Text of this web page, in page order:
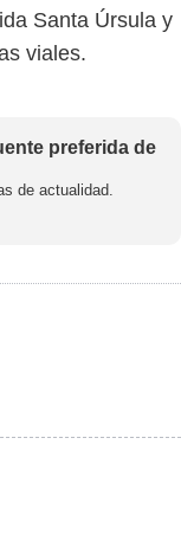
Santa Úrsula y
viales.
preferida de
de actualidad.